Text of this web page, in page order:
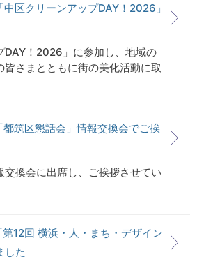
区クリーンアップDAY！2026」
DAY！2026」に参加し、地域の
皆さまとともに街の美化活動に取
筑区懇話会」情報交換会でご挨
交換会に出席し、ご挨拶させてい
12回 横浜・人・まち・デザイン
した